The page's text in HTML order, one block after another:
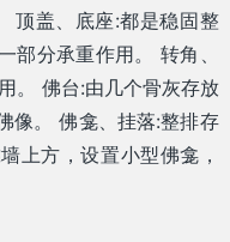
顶盖、底座:都是稳固整
部分承重作用。 转角、
。 佛台:由几个骨灰存放
像。 佛龛、挂落:整排存
上方，设置小型佛龛，